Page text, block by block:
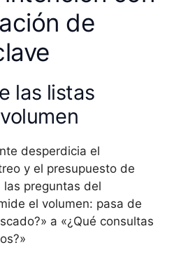
de
las listas
desperdicia el
y el presupuesto de
preguntas del
el volumen: pasa de
a «¿Qué consultas